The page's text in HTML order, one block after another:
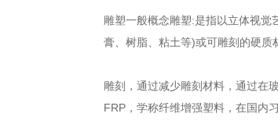
雕塑一般概念雕塑:是指以立体视
膏、树脂、粘土等)或可雕刻的硬质
雕刻，通过减少雕刻材料，通过在
FRP，学称纤维增强塑料，在国内